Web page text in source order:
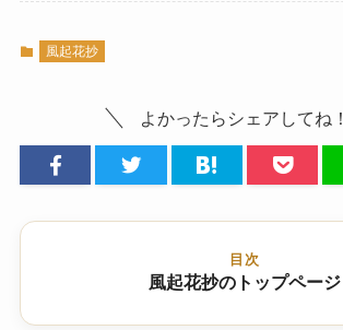
風起花抄
よかったらシェアしてね！
目次
風起花抄のトップページ